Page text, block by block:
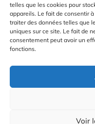
telles que les cookies pour
appareils. Le fait de consentir
traiter des données telles que
uniques sur ce site. Le fait de
consentement peut avoir un
fonctions.
Voir
©